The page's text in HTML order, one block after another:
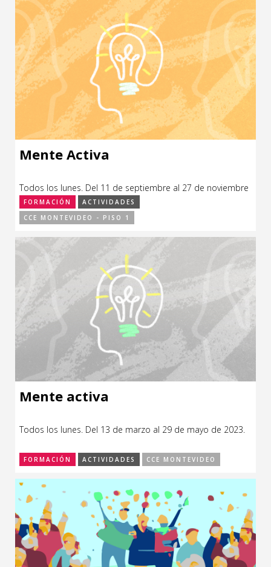
Mente Activa
Todos los lunes. Del 11 de septiembre al 27 de noviembre
de 2023.
FORMACIÓN
ACTIVIDADES
CCE MONTEVIDEO - PISO 1
Mente activa
Todos los lunes. Del 13 de marzo al 29 de mayo de 2023.
FORMACIÓN ACTIVIDADES CCE MONTEVIDEO